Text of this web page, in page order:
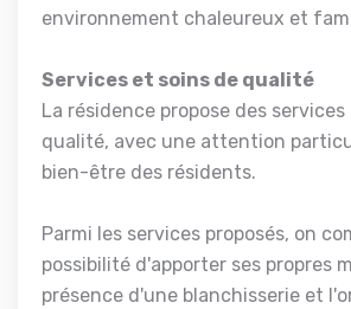
environnement chaleureux et
Services et soins de qualité
La résidence propose des
qualité, avec une attention
bien-être des résidents.
Parmi les services proposés, on
possibilité d'apporter ses propres
présence d'une blanchisserie et